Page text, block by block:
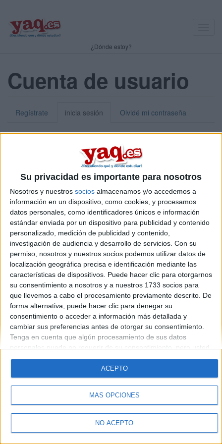
Su privacidad es importante para nosotros
Nosotros y nuestros socios almacenamos y/o accedemos a
información en un dispositivo, como cookies, y procesamos
datos personales, como identificadores únicos e información
estándar enviada por un dispositivo para publicidad y contenido
personalizado, medición de publicidad y contenido,
investigación de audiencia y desarrollo de servicios. Con su
permiso, nosotros y nuestros socios podemos utilizar datos de
localización geográfica precisa e identificación mediante las
características de dispositivos. Puede hacer clic para otorgarnos
su consentimiento a nosotros y a nuestros 1733 socios para
que llevemos a cabo el procesamiento previamente descrito. De
forma alternativa, puede hacer clic para denegar su
consentimiento o acceder a información más detallada y
cambiar sus preferencias antes de otorgar su consentimiento.
Tenga en cuenta que algún procesamiento de sus datos
personales puede no requerir de su consentimiento, pero usted
tiene el derecho de rechazar tal procesamiento. Sus
preferencias se aplicarán solo a este sitio web. Puede cambiar
sus preferencias o retirar su consentimiento en cualquier
momento volviendo a este sitio y haciendo clic en el botón
"Privacidad" en la parte inferior de la página web.
MÁS OPCIONES
NO ACEPTO
ACEPTO
¿Dónde estoy?
Cuenta de usuario
Regístrate inicia sesión Olvidé mi contraseña
Puedes iniciar sesión introduciendo tu nombre de usuario o tu
dirección de correo electrónico.
Contraseña:*
Introduce la contraseña que acompaña a tu nombre de usuario
Quiénes somos|Contactar |Anúnciate
Aviso legal|Politica de privacidad|Condiciones generales
de cookies
© 2003-2026Compás Mediterráneo S.L.- Diego de León 47 - 28006
Madrid [ESPAÑA] - Tel. +34 91 593 2767